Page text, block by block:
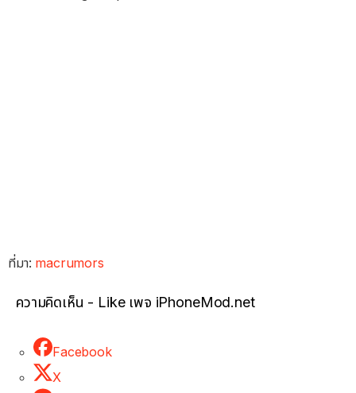
ที่มา: macrumors
ความคิดเห็น - Like เพจ iPhoneMod.net
Facebook
X